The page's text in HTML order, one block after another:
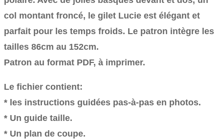
était :
9.90€.
est :
4.95€.
col montant froncé, le gilet Lucie est élégant et
parfait pour les temps froids. Le patron intègre les
tailles 86cm au 152cm.
Patron au format PDF, à imprimer.
Le fichier contient:
* les instructions guidées pas-à-pas en photos.
* Un guide taille.
* Un plan de coupe.